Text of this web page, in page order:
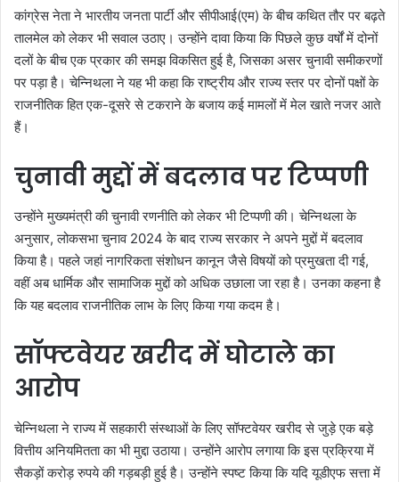
कांग्रेस नेता ने भारतीय जनता पार्टी और सीपीआई(एम) के बीच कथित तौर पर बढ़ते
तालमेल को लेकर भी सवाल उठाए। उन्होंने दावा किया कि पिछले कुछ वर्षों में दोनों
दलों के बीच एक प्रकार की समझ विकसित हुई है, जिसका असर चुनावी समीकरणों
पर पड़ा है। चेन्निथला ने यह भी कहा कि राष्ट्रीय और राज्य स्तर पर दोनों पक्षों के
राजनीतिक हित एक-दूसरे से टकराने के बजाय कई मामलों में मेल खाते नजर आते
हैं।
चुनावी मुद्दों में बदलाव पर टिप्पणी
उन्होंने मुख्यमंत्री की चुनावी रणनीति को लेकर भी टिप्पणी की। चेन्निथला के
अनुसार, लोकसभा चुनाव 2024 के बाद राज्य सरकार ने अपने मुद्दों में बदलाव
किया है। पहले जहां नागरिकता संशोधन कानून जैसे विषयों को प्रमुखता दी गई,
वहीं अब धार्मिक और सामाजिक मुद्दों को अधिक उछाला जा रहा है। उनका कहना है
कि यह बदलाव राजनीतिक लाभ के लिए किया गया कदम है।
सॉफ्टवेयर खरीद में घोटाले का
आरोप
चेन्निथला ने राज्य में सहकारी संस्थाओं के लिए सॉफ्टवेयर खरीद से जुड़े एक बड़े
वित्तीय अनियमितता का भी मुद्दा उठाया। उन्होंने आरोप लगाया कि इस प्रक्रिया में
सैकड़ों करोड़ रुपये की गड़बड़ी हुई है। उन्होंने स्पष्ट किया कि यदि यूडीएफ सत्ता में